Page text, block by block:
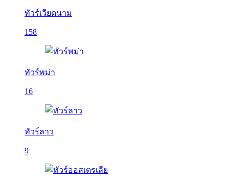
ทัวร์เวียดนาม
158
ทัวร์พม่า
16
ทัวร์ลาว
9